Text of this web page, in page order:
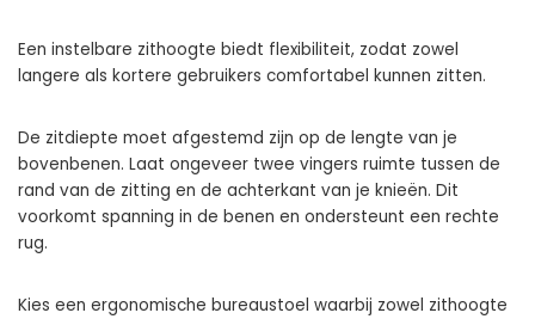
Een instelbare zithoogte biedt flexibiliteit, zodat zowel
langere als kortere gebruikers comfortabel kunnen zitten.
De zitdiepte moet afgestemd zijn op de lengte van je
bovenbenen. Laat ongeveer twee vingers ruimte tussen de
rand van de zitting en de achterkant van je knieën. Dit
voorkomt spanning in de benen en ondersteunt een rechte
rug.
Kies een ergonomische bureaustoel waarbij zowel zithoogte